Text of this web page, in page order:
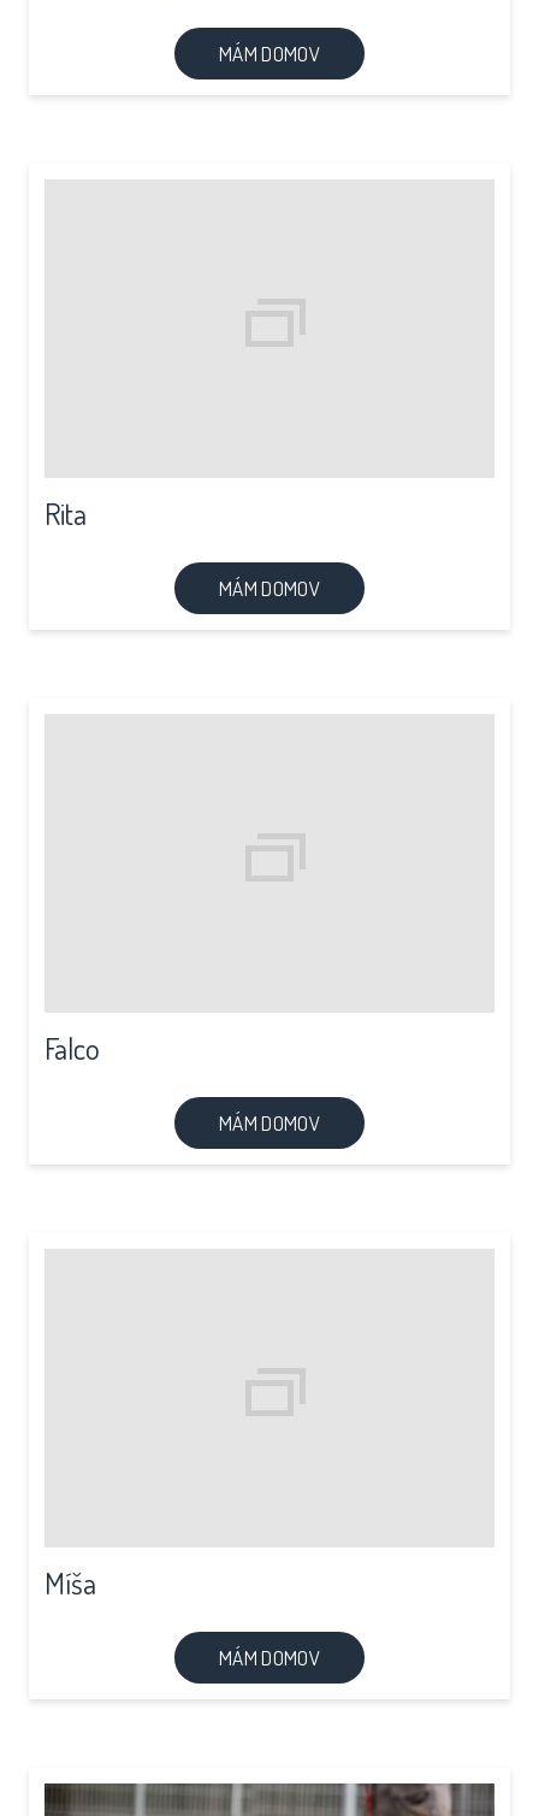
MÁM DOMOV
Rita
MÁM DOMOV
Falco
MÁM DOMOV
Míša
MÁM DOMOV